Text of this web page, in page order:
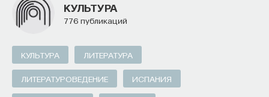
КУЛЬТУРА
776 публикаций
КУЛЬТУРА ЛИТЕРАТУРА
ЛИТЕРАТУРОВЕДЕНИЕ ИСПАНИЯ